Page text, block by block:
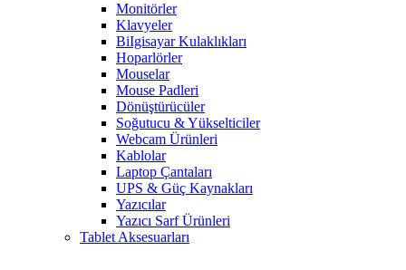
Monitörler
Klavyeler
BiIgisayar Kulaklıkları
Hoparlörler
Mouselar
Mouse Padleri
Dönüştürücüler
Soğutucu & Yükselticiler
Webcam Ürünleri
Kablolar
Laptop Çantaları
UPS & Güç Kaynakları
Yazıcılar
Yazıcı Sarf Ürünleri
Tablet Aksesuarları